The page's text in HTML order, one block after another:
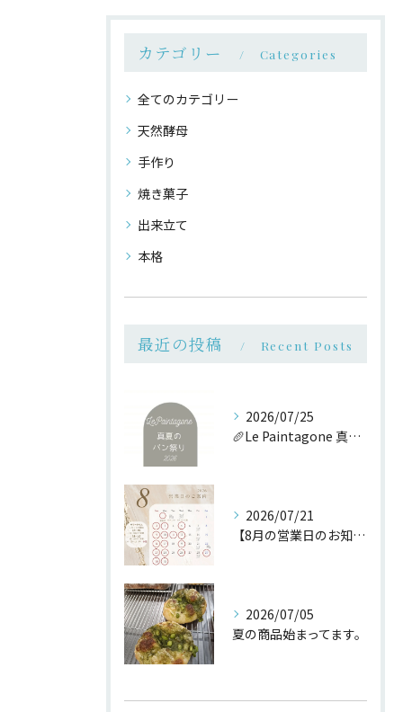
カテゴリー Categories
全てのカテゴリー
天然酵母
手作り
焼き菓子
出来立て
本格
最近の投稿 Recent Posts
2026/07/25
🥖Le Paintagone 真夏のパン祭り🥖
2026/07/21
【8月の営業日のお知らせ】
2026/07/05
夏の商品始まってます。